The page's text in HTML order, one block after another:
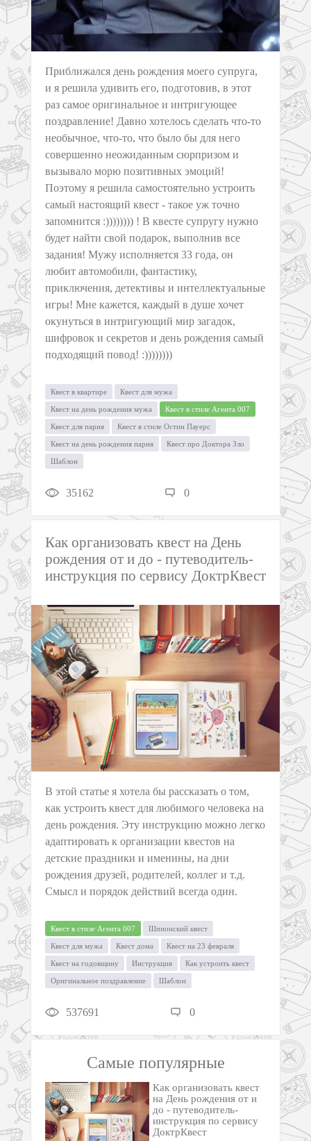
Приближался день рождения моего супруга,
и я решила удивить его, подготовив, в этот
раз самое оригинальное и интригующее
поздравление! Давно хотелось сделать что-то
необычное, что-то, что было бы для него
совершенно неожиданным сюрпризом и
вызывало морю позитивных эмоций!
Поэтому я решила самостоятельно устроить
самый настоящий квест - такое уж точно
запомнится :)))))))) ! В квесте супругу нужно
будет найти свой подарок, выполнив все
задания! Мужу исполняется 33 года, он
любит автомобили, фантастику,
приключения, детективы и интеллектуальные
игры! Мне кажется, каждый в душе хочет
окунуться в интригующий мир загадок,
шифровок и секретов и день рождения самый
подходящий повод! :))))))))
Квест в квартире Квест для мужа
Квест на день рождения мужа Квест в стиле Агента 007
Квест для парня Квест в стиле Остин Пауерс
Квест на день рождения парня Квест про Доктора Зло
Шаблон
35162 0
Как организовать квест на День
рождения от и до - путеводитель-
инструкция по сервису ДоктрКвест
В этой статье я хотела бы рассказать о том,
как устроить квест для любимого человека на
день рождения. Эту инструкцию можно легко
адаптировать к организации квестов на
детские праздники и именины, на дни
рождения друзей, родителей, коллег и т.д.
Смысл и порядок действий всегда один.
Квест в стиле Агента 007 Шпионский квест
Квест для мужа Квест дома Квест на 23 февраля
Квест на годовщину Инструкция Как устроить квест
Оригинальное поздравление Шаблон
537691 0
Самые популярные
Как организовать квест
на День рождения от и
до - путеводитель-
инструкция по сервису
ДоктрКвест